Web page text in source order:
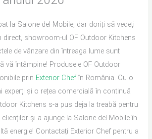
la Salone del Mobile, dar doriți să vedeți
direct, showroom-ul OF Outdoor Kitchens
de vânzare din întreaga lume sunt
vă întâmpine! Produsele OF Outdoor
prin Exterior Chefîn România. Cu o
experți și o rețea comercială în continuă
Kitchens s-a pus deja la treabă pentru
și a ajunge la Salone del Mobile în
energie! Contactați Exterior Chef pentru a